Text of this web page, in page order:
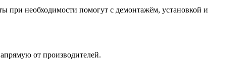
при необходимости помогут с демонтажём, установкой и
от производителей.